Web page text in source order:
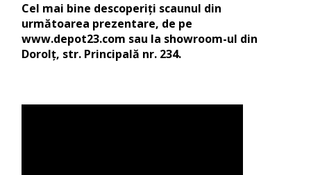
Cel mai bine descoperiţi scaunul din
următoarea prezentare, de pe
www.depot23.com sau la showroom-ul din
Dorolţ, str. Principală nr. 234.